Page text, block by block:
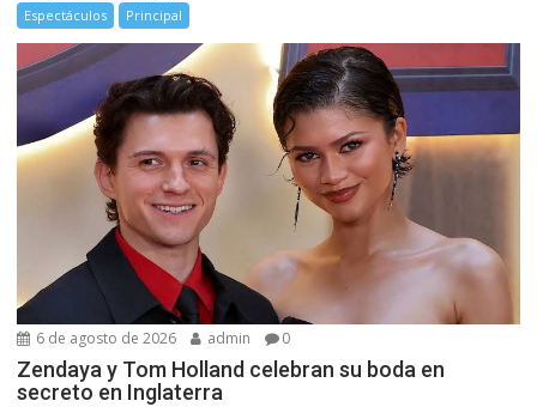
Espectáculos Principal
6 de agosto de 2026 admin 0
Zendaya y Tom Holland celebran su boda en
secreto en Inglaterra